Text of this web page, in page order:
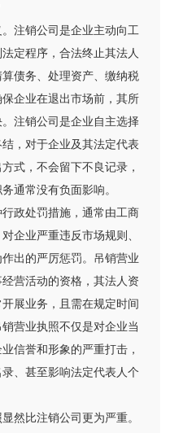
注销公司是企业主动向工
定程序，合法终止其法人
债务、处理资产、缴纳税
企业在退出市场前，其所
注销公司是企业自主选择
，对于企业及其法定代表
式，不会留下不良记录，
通常没有负面影响。
政处罚措施，通常由工商
企业严重违反市场规则、
出的严厉惩罚。吊销营业
营活动的资格，其法人资
展业务，且需在规定时间
营业执照不仅是对企业当
信誉和形象的严重打击，
、甚至影响法定代表人个
然比注销公司更为严重。